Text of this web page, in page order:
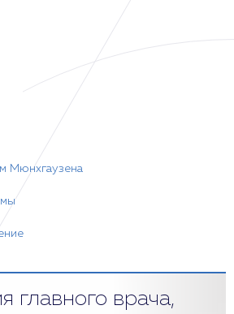
Мюнхгаузена
главного врача,